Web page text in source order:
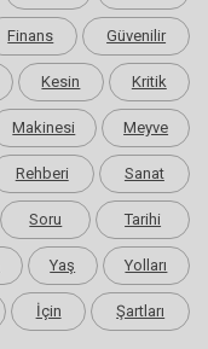
Finans Güvenilir
Kesin Kritik
Makinesi Meyve
Rehberi Sanat
Soru Tarihi
Yaş Yolları
İçin Şartları